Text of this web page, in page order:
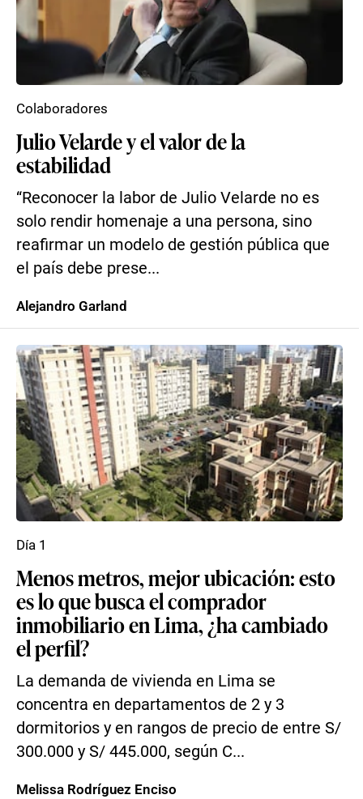
Julio Velarde y el valor de la
estabilidad
“Reconocer la labor de Julio Velarde no es
solo rendir homenaje a una persona, sino
reafirmar un modelo de gestión pública que
el país debe prese...
Colaboradores
Alejandro Garland
Menos metros, mejor ubicación: esto
es lo que busca el comprador
inmobiliario en Lima, ¿ha cambiado
el perfil?
La demanda de vivienda en Lima se
concentra en departamentos de 2 y 3
dormitorios y en rangos de precio de entre S/
300.000 y S/ 445.000, según C...
Día 1
Melissa Rodríguez Enciso